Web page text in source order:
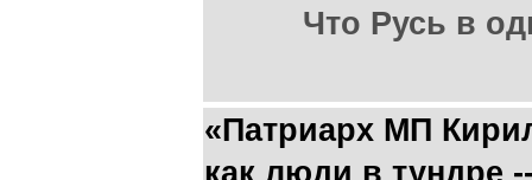
Что Русь в
«Патриарх МП
как люди в тундре